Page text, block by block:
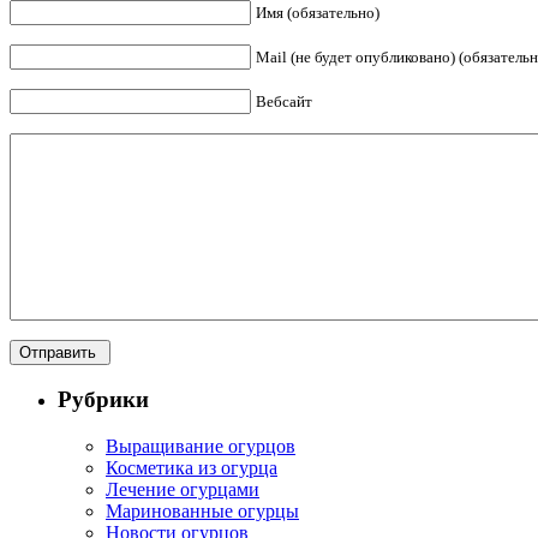
Имя (обязательно)
Mail (не будет опубликовано)
Вебсайт
Рубрики
Выращивание огурцов
Косметика из огурца
Лечение огурцами
Маринованные огурцы
Новости огурцов